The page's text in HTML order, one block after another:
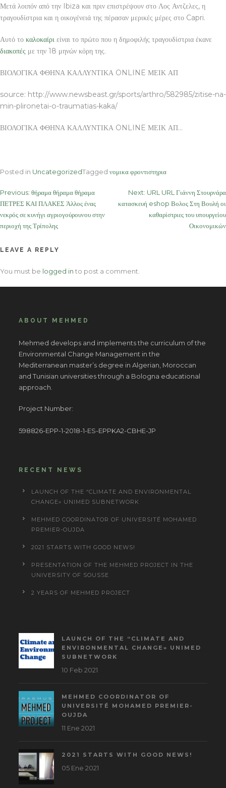
Μετά λοιπόν από την Ibiza και πριν επιστρέψουν στο Λος Αντζελες, η
τραγουδίστρια και η οικογένειά της πέρασαν μερικές μέρες στο Capri.
Αυτό το καλοκαίρι είναι το πρώτο που η δημοφιλής τραγουδίστρια έκανε
διακοπές με την 18 μηνών κόρη της.
ΒΙΟΛΟΓΙΚΑ ΦΘΗΝΑ ΚΑΛΛΥΝΤΙΚΑ ONLINE ΜΕΙΚ ΑΠ
source: http://www.newsbeast.gr/sports/arthro/582985/zitise-na-
min-plironetai-o-traumatias-kaka/
ΒΙΟΛΟΓΙΚΑ ΦΘΗΝΑ ΚΑΛΛΥΝΤΙΚΑ ONLINE ΜΕΙΚ ΑΠ…
Posted in UncategorizedTagged νομικα φροντιστηρια
Post
navigation
Previous: θήραμα θήραμα θήραμα
ΠΕΤΡΕΣ ΚΑΙ ΠΛΑΚΕΣ Άλλος ένας
νεκρός σε κυνήγι αγριογούρουνου στην
περιοχή της Τρίπολης
Next: URL URL Γιάννη Στουρνάρα
κατασκευή eshop Βολος Στη Βουλή οι
καθαρίστριες του υπουργείου
Οικονομικών
LEAVE A REPLY
You must be logged in to post a comment.
ABOUT MEHMED
Mehmed develops and implements the curriculum of the
Environmental Change Management in the
Mediterranean master’s degree in Algerian, Moroccan
and Tunisian universities through a Bologna educational
approach.
Project Number:
598826-EPP-1-2018-1-ES-EPPKA2-CBHE-JP
RECENT NEWS
LAUNCH OF THE “CLIMATE AND ENVIRONMENTAL
CHANGE» UNIMED SUBNETWORK
MEHMED COORDINATOR OF UNIVERSITÉ MOHAMED
PREMIER-OUJDA
2021 STARTS WITH GOOD NEWS!
PRESENTATION OF THE MEHMED PROJECT IN THE
UNIVERSITY OF SOUSSE
2 YEARS OF MEHMED PROJECT
LAUNCH OF THE “CLIMATE AND
ENVIRONMENTAL CHANGE» UNIMED
SUBNETWORK
10 Feb 2021
MEHMED COORDINATOR OF
UNIVERSITÉ MOHAMED PREMIER-
OUJDA
11 Ene 2021
2021 STARTS WITH GOOD NEWS!
05 Ene 2021